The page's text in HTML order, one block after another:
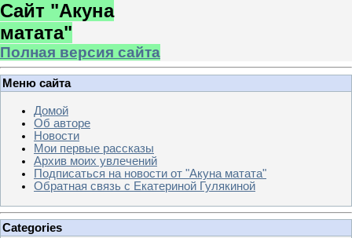
Сайт "Акуна
матата"
Полная версия сайта
Меню сайта
Домой
Об авторе
Новости
Мои первые рассказы
Архив моих увлечений
Подписаться на новости от "Акуна матата"
Обратная связь с Екатериной Гулякиной
Categories